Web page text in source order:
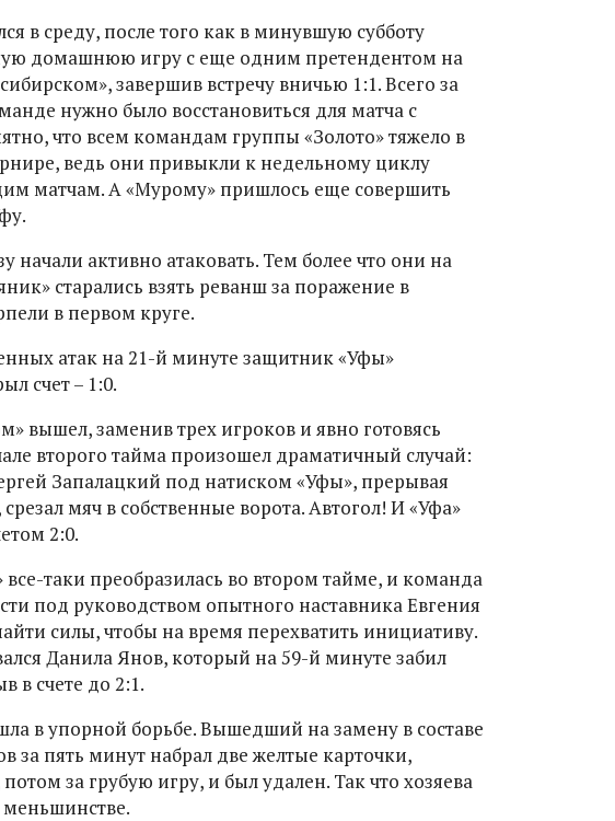
в среду, после того как в минувшую субботу
домашнюю игру с еще одним претендентом на
завершив встречу вничью 1:1. Всего за
нужно было восстановиться для матча с
что всем командам группы «Золото» тяжело в
ведь они привыкли к недельному циклу
матчам. А «Мурому» пришлось еще совершить
начали активно атаковать. Тем более что они на
старались взять реванш за поражение в
в первом круге.
атак на 21-й минуте защитник «Уфы»
счет – 1:0.
вышел, заменив трех игроков и явно готовясь
второго тайма произошел драматичный случай:
Запалацкий под натиском «Уфы», прерывая
мяч в собственные ворота. Автогол! И «Уфа»
2:0.
таки преобразилась во втором тайме, и команда
под руководством опытного наставника Евгения
силы, чтобы на время перехватить инициативу.
Данила Янов, который на 59-й минуте забил
в счете до 2:1.
в упорной борьбе. Вышедший на замену в составе
за пять минут набрал две желтые карточки,
за грубую игру, и был удален. Так что хозяева
меньшинстве.